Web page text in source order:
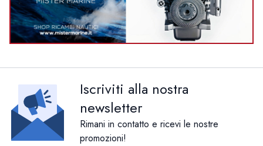
Iscriviti alla nostra
newsletter
Rimani in contatto e ricevi le nostre
promozioni!